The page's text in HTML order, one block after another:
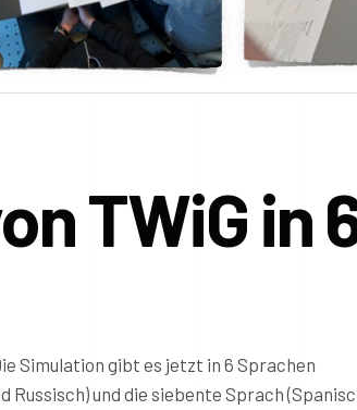
TWiG in
Simulation gibt es jetzt in 6 Sprachen
und die siebente Sprach